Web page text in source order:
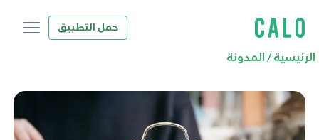
حمل التطبيق
الرئيسية/ المدونة